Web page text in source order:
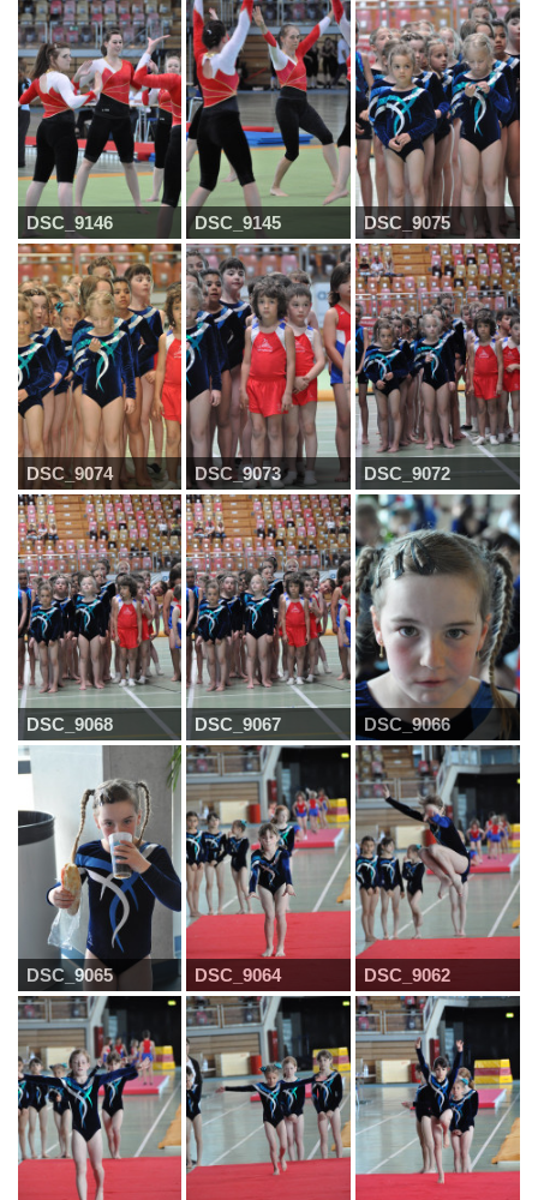
DSC_9146 DSC_9145 DSC_9075
DSC_9074 DSC_9073 DSC_9072
DSC_9068 DSC_9067 DSC_9066
DSC_9065 DSC_9064 DSC_9062